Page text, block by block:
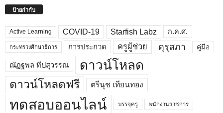
ป้ายกำกับ
Active Learning COVID-19 Starfish Labz ก.ค.ศ.
กระทรวงศึกษาธิการ การประกวด ครูผู้ช่วย คุรุสภา คู่มือ
ณัฏฐพล ทีปสุวรรณ ดาวน์โหลด
ดาวน์โหลดฟรี ตรีนุช เทียนทอง
ทดสอบออนไลน์ บรรจุครู พนักงานราชการ